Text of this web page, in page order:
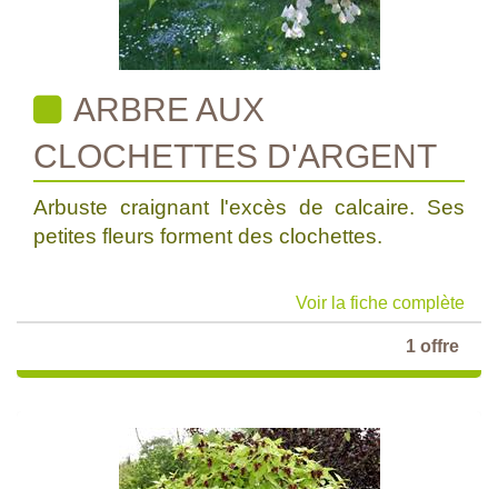
ARBRE AUX
CLOCHETTES D'ARGENT
Arbuste craignant l'excès de calcaire. Ses
petites fleurs forment des clochettes.
Voir la fiche complète
1 offre